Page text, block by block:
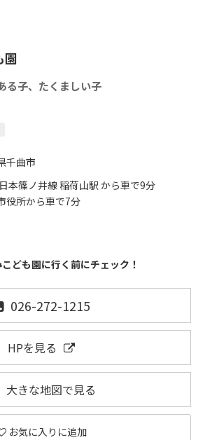
園
る子、たくましい子
千曲市
本篠ノ井線 稲荷山駅 から車で9分
役所から車で7分
ども園に行く前にチェック！
026-272-1215
HPを見る
大きな地図で見る
お気に入りに追加